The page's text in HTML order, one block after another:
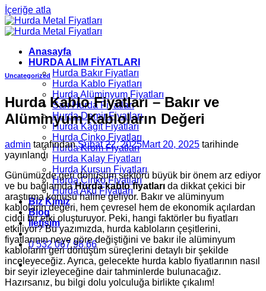
İçeriğe atla
Anasayfa
HURDA ALIM FİYATLARI
Hurda Bakır Fiyatları
Hurda Kablo Fiyatları
Hurda Alüminyum Fiyatları
Sarı Hurda Fiyatları
Hurda Demir Fiyatları
Hurda Kâğıt Fiyatları
Hurda Çinko Fiyatları
Hurda Krom Fiyatları
Hurda Kalay Fiyatları
Hurda Kurşun Fiyatları
Hurda Çinko Fiyatları
Hurda Akü Fiyatları
Biz Kimiz
Blog
İletişim
0 532 067 98 66
Uncategorized
Hurda Kablo Fiyatları – Bakır ve
Alüminyum Kabloların Değeri
admin tarafından Şubat 22, 2025Mart 20, 2025 tarihinde
yayınlandı
Günümüzde geri dönüşüm sektörü büyük bir önem arz ediyor
ve bu bağlamdaHurda kablo fiyatları da dikkat çekici bir
araştırma konusu haline geliyor. Bakır ve alüminyum
kabloların değeri, hem çevresel hem de ekonomik açılardan
ciddi bir etki oluşturuyor. Peki, hangi faktörler bu fiyatları
etkiliyor? Bu yazımızda, hurda kabloların çeşitlerini,
fiyatlarının neye göre değiştiğini ve bakır ile alüminyum
kabloların geri dönüşüm süreçlerini detaylı bir şekilde
inceleyeceğiz. Ayrıca, gelecekte hurda kablo fiyatlarının nasıl
bir seyir izleyeceğine dair tahminlerde bulunacağız.
Hazırsanız, bu bilgi dolu yolculuğa birlikte çıkalım!